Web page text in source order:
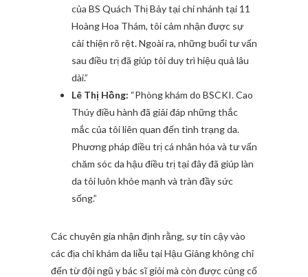
của BS Quách Thị Bảy tại chi nhánh tại 11
Hoàng Hoa Thám, tôi cảm nhận được sự
cải thiện rõ rệt. Ngoài ra, những buổi tư vấn
sau điều trị đã giúp tôi duy trì hiệu quả lâu
dài.”
Lê Thị Hồng: “Phòng khám do BSCKI. Cao
Thúy điều hành đã giải đáp những thắc
mắc của tôi liên quan đến tình trạng da.
Phương pháp điều trị cá nhân hóa và tư vấn
chăm sóc da hậu điều trị tại đây đã giúp làn
da tôi luôn khỏe mạnh và tràn đầy sức
sống.”
Các chuyên gia nhận định rằng, sự tin cậy vào
các địa chỉ khám da liễu tại Hậu Giảng không chỉ
đến từ đội ngũ y bác sĩ giỏi mà còn được củng cố